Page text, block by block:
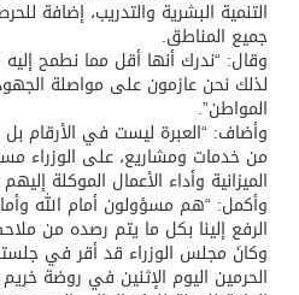
التنمية البشرية والتدريب، إضافة
جميع المناطق.
وقال: “ندرك أنها أقل مما نطمح
لذلك نحن عازمون على مواصلة
المواطن”.
وأضاف: “العبرة ليست في الأرقام
من خدمات ومشاريع، على الوزراء
الميزانية وأداء الأعمال الموكلة
وأكمل: “هم مسؤولون أمام الله
الرفع إلينا بكل ما يتم رصده من
وكانَ مجلس الوزراء قد أقر في
الحرمين اليوم الإثنين في روضة خريم